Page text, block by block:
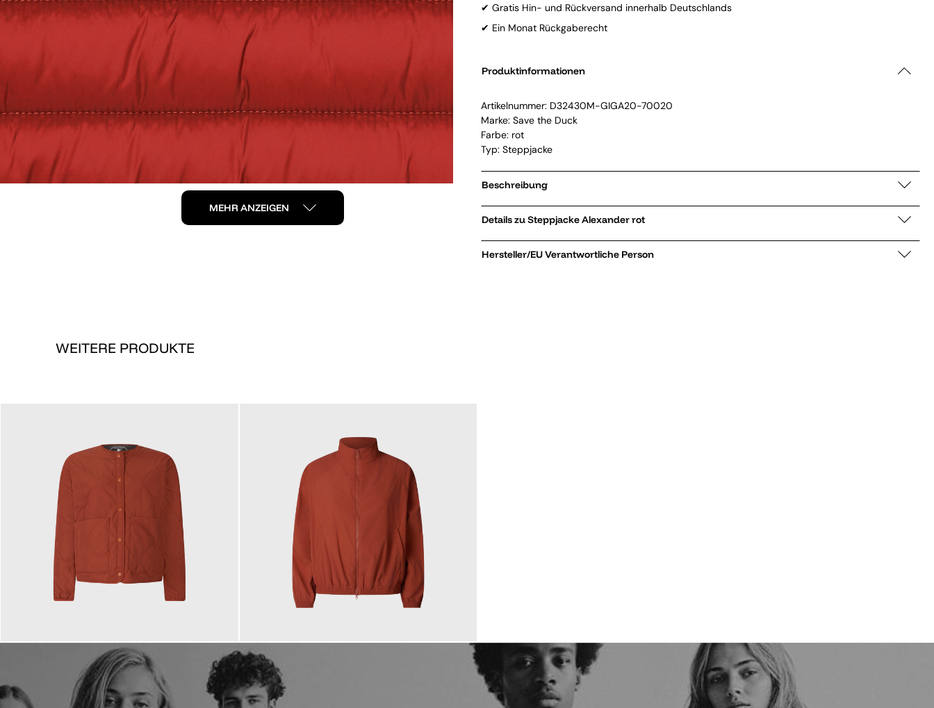
MEHR ANZEIGEN
✔ Gratis Hin- und Rückversand innerhalb Deutschlands
✔ Ein Monat Rückgaberecht
Produktinformationen
Artikelnummer: D32430M-GIGA20-70020
Marke: Save the Duck
Farbe: rot
Typ: Steppjacke
Beschreibung
Details zu Steppjacke Alexander rot
Hersteller/EU Verantwortliche Person
WEITERE PRODUKTE